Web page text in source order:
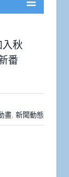
秋
番
畫, 新聞動態